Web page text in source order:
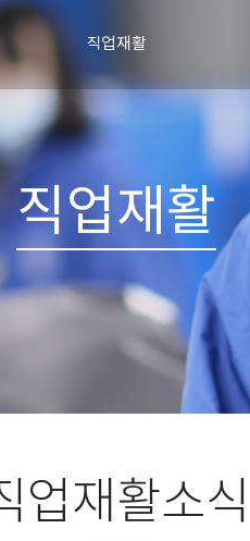
직업재활
직업재활안내
직업재활소식
채
직업재활
업재활소식